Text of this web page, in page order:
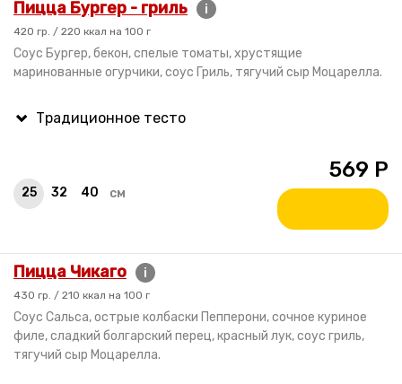
Пицца Бургер - гриль i
420 гр. / 220 ккал на 100 г
Соус Бургер, бекон, спелые томаты, хрустящие
маринованные огурчики, соус Гриль, тягучий сыр Моцарелла.
25 32 40 см
569 Р
Пицца Чикаго i
430 гр. / 210 ккал на 100 г
Соус Сальса, острые колбаски Пепперони, сочное куриное
филе, сладкий болгарский перец, красный лук, соус гриль,
тягучий сыр Моцарелла.